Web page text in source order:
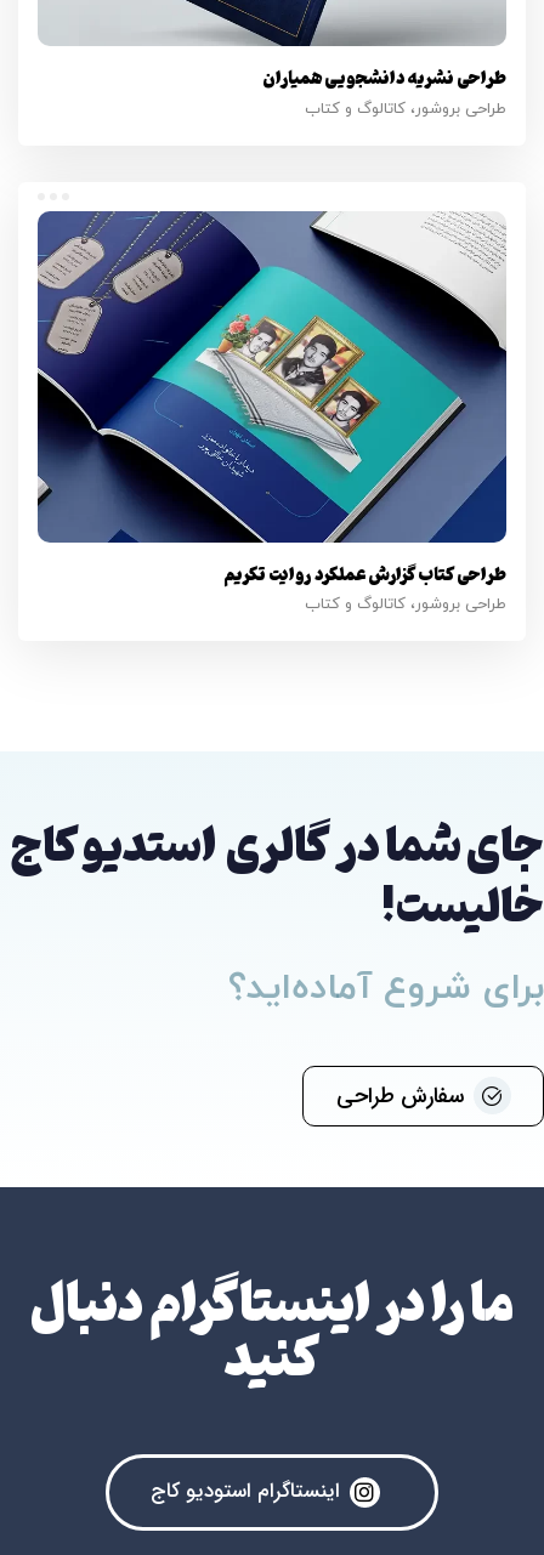
طراحی نشریه دانشجویی همیاران
طراحی بروشور، کاتالوگ و کتاب
طراحی کتاب گزارش عملکرد روایت تکریم
طراحی بروشور، کاتالوگ و کتاب
جای شما در گالریاستدیو کاج
خالیست!
برای شروع آماده‌اید؟
سفارش طراحی
ما را در اینستاگرام دنبال
کنید
اینستاگرام استودیو کاج